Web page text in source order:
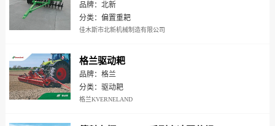
品牌：北新
分类：偏置重耙
佳木斯市北新机械制造有限公司
格兰驱动耙
品牌：格兰
分类：驱动耙
格兰KVERNELAND